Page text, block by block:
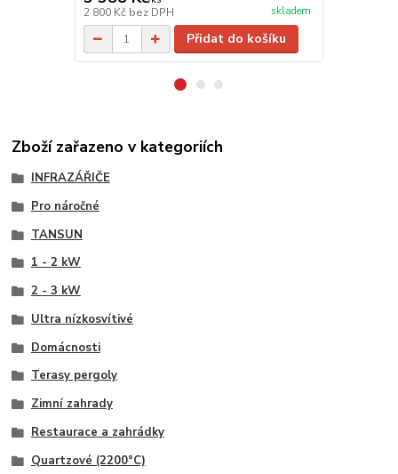
2 800 Kč bez DPH skladem
Přidat do košíku
Zboží zařazeno v kategoriích
INFRAZÁŘIČE
Pro náročné
TANSUN
1 - 2 kW
2 - 3 kW
Ultra nízkosvítivé
Domácnosti
Terasy pergoly
Zimní zahrady
Restaurace a zahrádky
Quartzové (2200°C)